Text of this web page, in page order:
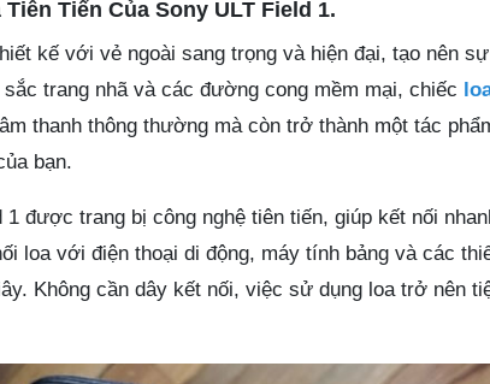
Tiến Của Sony ULT Field 1.
kế với vẻ ngoài sang trọng và hiện đại, tạo nên
trang nhã và các đường cong mềm mại, chiếc
thanh thông thường mà còn trở thành một tác
bạn.
được trang bị công nghệ tiên tiến, giúp kết nối
loa với điện thoại di động, máy tính bảng và các
Không cần dây kết nối, việc sử dụng loa trở nên